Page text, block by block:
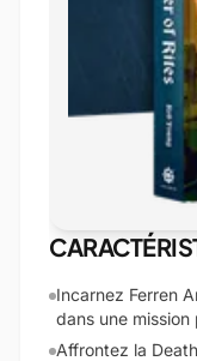
Incarnez Ferren
dans une mission
Affrontez la